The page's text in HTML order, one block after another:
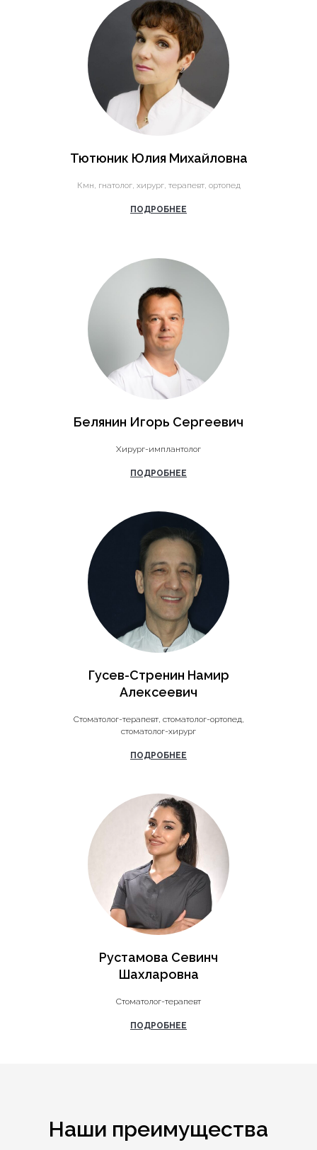
Тютюник Юлия Михайловна
Кмн, гнатолог, хирург, терапевт, ортопед
ПОДРОБНЕЕ
Белянин Игорь Сергеевич
Хирург-имплантолог
ПОДРОБНЕЕ
Гусев-Стренин Намир
Алексеевич
Стоматолог-терапевт, стоматолог-ортопед,
стоматолог-хирург
ПОДРОБНЕЕ
Рустамова Севинч
Шахларовна
Стоматолог-терапевт
ПОДРОБНЕЕ
Наши преимущества